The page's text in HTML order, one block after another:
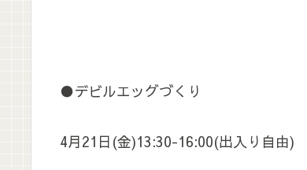
●デビルエッグづくり
4月21日(金)13:30-16:00(出入り自由)